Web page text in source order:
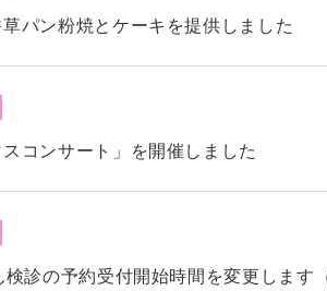
パン粉焼とケーキを提供しました
コンサート」を開催しました
診の予約受付開始時間を変更します